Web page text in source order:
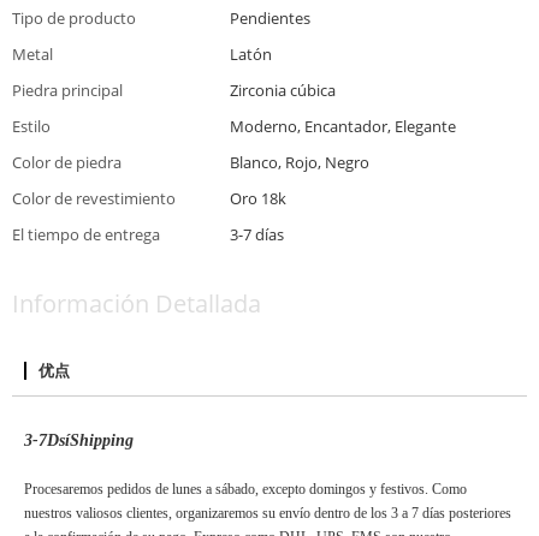
Tipo de producto
Pendientes
Metal
Latón
Piedra principal
Zirconia cúbica
Estilo
Moderno, Encantador, Elegante
Color de piedra
Blanco, Rojo, Negro
Color de revestimiento
Oro 18k
El tiempo de entrega
3-7 días
Información Detallada
优点
3-7DsíShipping
Procesaremos pedidos de lunes a sábado, excepto domingos y festivos. Como
nuestros valiosos clientes, organizaremos su envío dentro de los 3 a 7 días posteriores